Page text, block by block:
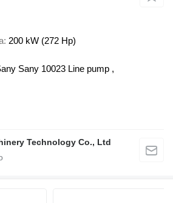
200 kW (272 Hp)
Sany 10023 Line pump ,
Technology Co., Ltd